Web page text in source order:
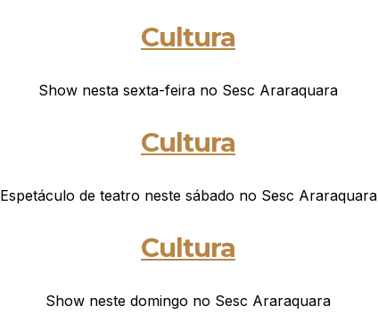
Cultura
Show nesta sexta-feira no Sesc Araraquara
Cultura
Espetáculo de teatro neste sábado no Sesc Araraquara
Cultura
Show neste domingo no Sesc Araraquara